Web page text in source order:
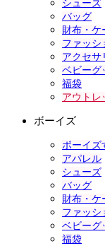
シューズ
バッグ
財布・ケ
ファッシ
アクセサ
ベビーグ
福袋
アウトレ
ボーイズ
ボーイズ
アパレル
シューズ
バッグ
財布・ケ
ファッシ
ベビーグ
福袋